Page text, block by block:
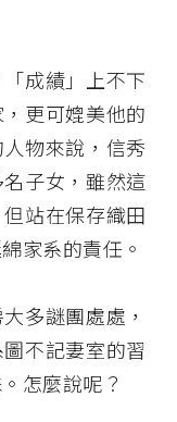
成績」上不下
更可媲美他的
物來說，信秀
子女，雖然這
站在保存織田
家系的責任。
多謎團處處，
不記妻室的習
怎麼說呢？